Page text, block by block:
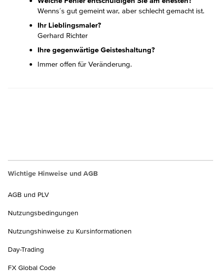
Wenns´s gut gemeint war, aber schlecht gemacht ist.
Ihr Lieblingsmaler?
Gerhard Richter
Ihre gegenwärtige Geisteshaltung?
Immer offen für Veränderung.
Wichtige Hinweise und AGB
AGB und PLV
Nutzungsbedingungen
Nutzungshinweise zu Kursinformationen
Day-Trading
FX Global Code